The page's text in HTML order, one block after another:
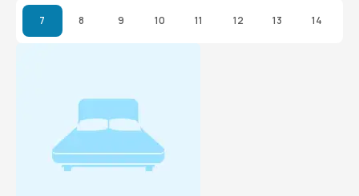
7 8 9 10 11 12 13 14